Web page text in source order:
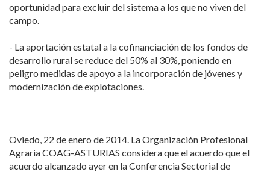
oportunidad para excluir del sistema a los que no viven del
campo.
- La aportación estatal a la cofinanciación de los fondos de
desarrollo rural se reduce del 50% al 30%, poniendo en
peligro medidas de apoyo a la incorporación de jóvenes y
modernización de explotaciones.
Oviedo, 22 de enero de 2014. La Organización Profesional
Agraria COAG-ASTURIAS considera que el acuerdo que el
acuerdo alcanzado ayer en la Conferencia Sectorial de